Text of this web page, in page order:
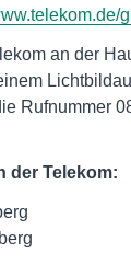
an der
Rufnummer
der Telekom: